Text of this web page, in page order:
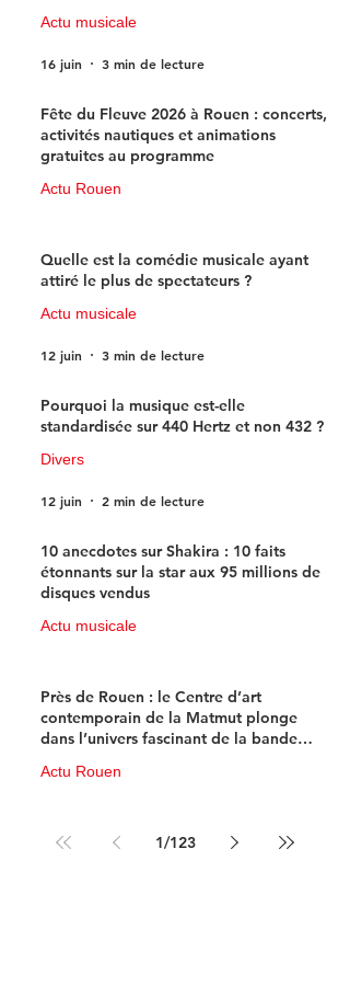
Actu musicale
16 juin 3 min de lecture
Fête du Fleuve 2026 à Rouen : concerts,
activités nautiques et animations
gratuites au programme
Actu Rouen
Quelle est la comédie musicale ayant
attiré le plus de spectateurs ?
Actu musicale
12 juin 3 min de lecture
Pourquoi la musique est-elle
standardisée sur 440 Hertz et non 432 ?
Divers
12 juin 2 min de lecture
10 anecdotes sur Shakira : 10 faits
étonnants sur la star aux 95 millions de
disques vendus
Actu musicale
Près de Rouen : le Centre d’art
contemporain de la Matmut plonge
dans l’univers fascinant de la bande
Actu Rouen
1/123